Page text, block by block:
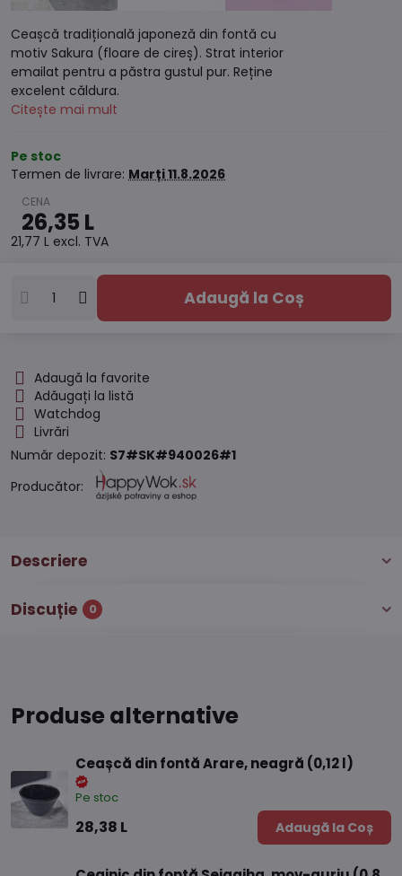
Ceașcă tradițională japoneză din fontă cu
motiv Sakura (floare de cireș). Strat interior
emailat pentru a păstra gustul pur. Reține
excelent căldura.
Citește mai mult
Pe stoc
Termen de livrare: Marți11.8.2026
26,35 L
21,77 L excl. TVA
Adaugă la Coș
Adaugă la favorite
Adăugați la listă
Watchdog
Livrări
Număr depozit: S7#SK#940026#1
Producător:
Descriere
Discuție 0
Produse alternative
Ceașcă din fontă Arare, neagră (0,12 l)
Pe stoc
28,38 L Adaugă la Coș